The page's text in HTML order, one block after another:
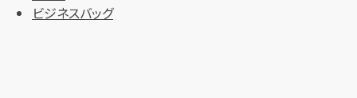
ビジネスバッグ